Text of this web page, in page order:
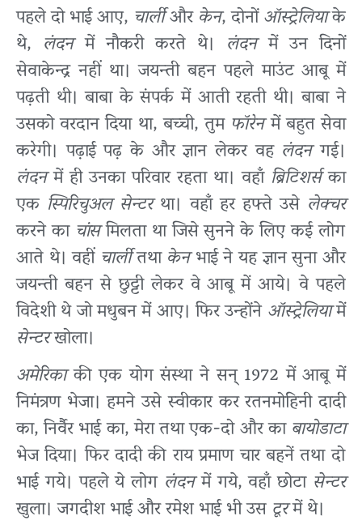
पहले दो भाई आए, चार्लीऔरकेन, दोनोंऑस्ट्रेलियाके
थे, लंदनमें नौकरी करते थे। लंदनमें उन दिनों
सेवाकेन्द्र नहीं था। जयन्ती बहन पहले माउंट आबू में
पढ़ती थी। बाबा के संपर्क में आती रहती थी। बाबा ने
उसको वरदान दिया था, बच्ची, तुमफॉरेनमें बहुत सेवा
करेगी। पढ़ाई पढ़ के और ज्ञान लेकर वहलंदनगई।
लंदनमें ही उनका परिवार रहता था। वहाँ ब्रिटिशर्सका
एक स्पिरिचुअल सेन्टरथा। वहाँ हर हफ्ते उसे लेक्चर
करने काचांसमिलता था जिसे सुनने के लिए कई लोग
आते थे। वहींचार्लीतथाकेनभाई ने यह ज्ञान सुना और
जयन्ती बहन से छुट्टी लेकर वे आबू में आये। वे पहले
विदेशी थे जो मधुबन में आए। फिर उन्होंनेऑस्ट्रेलियामें
सेन्टरखोला।
अमेरिकाकी एक योग संस्था ने सन् 1972 में आबू में
निमंत्रण भेजा। हमने उसे स्वीकार कर रतनमोहिनी दादी
का, निर्वैर भाई का, मेरा तथा एक-दो और काबायोडाटा
भेज दिया। फिर दादी की राय प्रमाण चार बहनें तथा दो
भाई गये। पहले ये लोग लंदनमें गये, वहाँ छोटा सेन्टर
खुला। जगदीश भाई और रमेश भाई भी उसटूरमें थे।